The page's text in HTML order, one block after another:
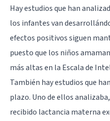
Hay estudios que han
los infantes van
efectos positivos siguen
puesto que los niños
más altas en la Escala de
También hay estudios que
plazo. Uno de ellos
recibido lactancia materna